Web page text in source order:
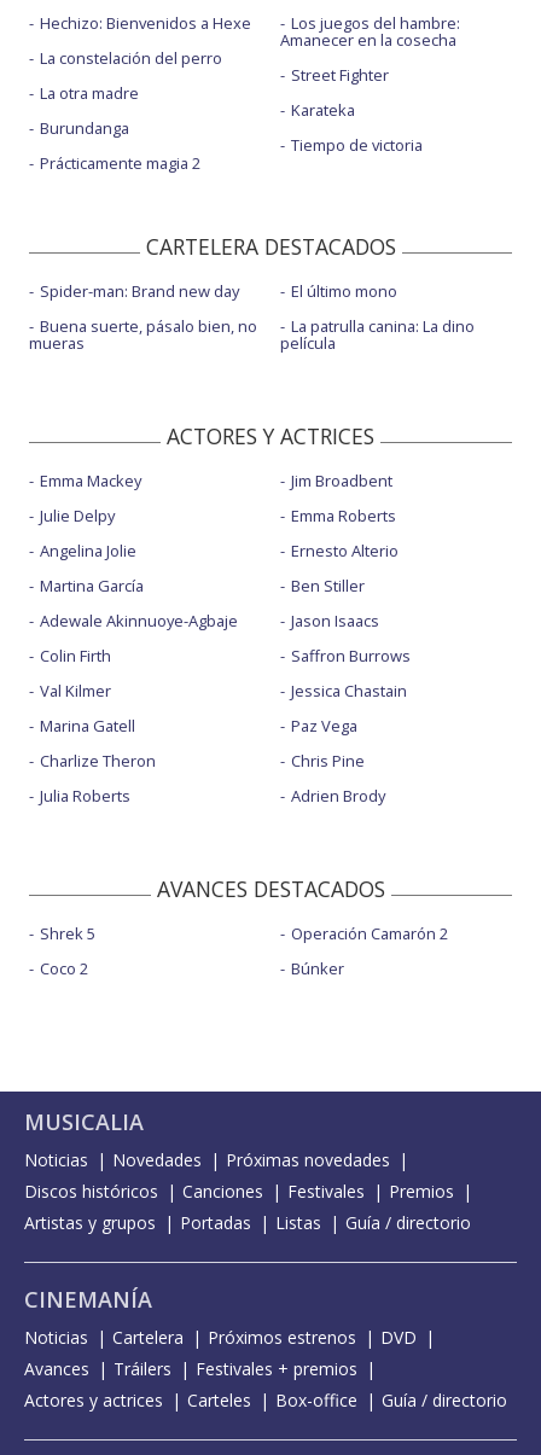
Hechizo: Bienvenidos a Hexe
La constelación del perro
La otra madre
Burundanga
Prácticamente magia 2
Los juegos del hambre:
Amanecer en la cosecha
Street Fighter
Karateka
Tiempo de victoria
CARTELERA DESTACADOS
Spider-man: Brand new day
Buena suerte, pásalo bien, no
mueras
El último mono
La patrulla canina: La dino
película
ACTORES Y ACTRICES
Emma Mackey
Julie Delpy
Angelina Jolie
Martina García
Adewale Akinnuoye-Agbaje
Colin Firth
Val Kilmer
Marina Gatell
Charlize Theron
Julia Roberts
Jim Broadbent
Emma Roberts
Ernesto Alterio
Ben Stiller
Jason Isaacs
Saffron Burrows
Jessica Chastain
Paz Vega
Chris Pine
Adrien Brody
AVANCES DESTACADOS
Shrek 5
Coco 2
Operación Camarón 2
Búnker
MUSICALIA
Noticias Novedades
Próximas novedades
Discos históricos
Canciones Festivales
Premios
Artistas y grupos
Portadas Listas Guía / directorio
CINEMANÍA
Noticias Cartelera Próximos estrenos
DVD
Avances
Tráilers
Festivales + premios
Actores y actrices
Carteles Box-office Guía / directorio